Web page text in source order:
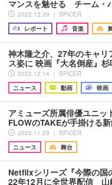
マンスを魅せる チーム・
2022.12.29 ｜ SPICER
レポート
音楽
神木隆之介、27年のキャ
ス姿に 映画『大名倒産』
2022.12.14 ｜ SPICER
ニュース
動画 映画
アミューズ所属俳優ユニ
FLOWのTAKEが手掛ける
2022.11.23 ｜ SPICER
ニュース
舞台
Netflixシリーズ『今際の国
22年12月に全世界配信